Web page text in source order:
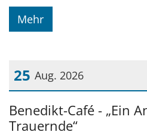
Mehr
25 Aug. 2026
Datum: 25. August 2026
Benedikt-Café - „Ein
Trauernde“